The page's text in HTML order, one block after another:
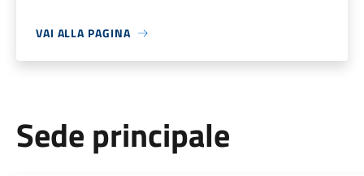
VAI ALLA PAGINA
Sede principale